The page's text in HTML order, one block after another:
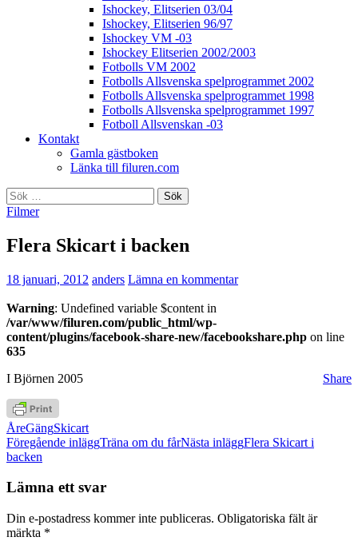
Ishockey, Elitserien 03/04
Ishockey, Elitserien 96/97
Ishockey VM -03
Ishockey Elitserien 2002/2003
Fotbolls VM 2002
Fotbolls Allsvenska spelprogrammet 2002
Fotbolls Allsvenska spelprogrammet 1998
Fotbolls Allsvenska spelprogrammet 1997
Fotboll Allsvenskan -03
Kontakt
Gamla gästboken
Länka till filuren.com
Sök
efter:
Filmer
Flera Skicart i backen
18 januari, 2012 anders Lämna en kommentar
Warning: Undefined variable $content in
/var/www/filuren.com/public_html/wp-
content/plugins/facebook-share-new/facebookshare.php on line
635
Share
I Björnen 2005
ÅreGängSkicart
Inläggsnavigering
Föregående inläggTräna om du fårNästa inläggFlera Skicart i
backen
Lämna ett svar
Din e-postadress kommer inte publiceras. Obligatoriska fält är
märkta *